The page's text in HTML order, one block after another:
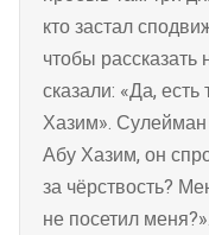
кто застал
чтобы
сказали: «Да, есть
Хазим».
Абу Хазим, он
за чёрствость?
не посетил